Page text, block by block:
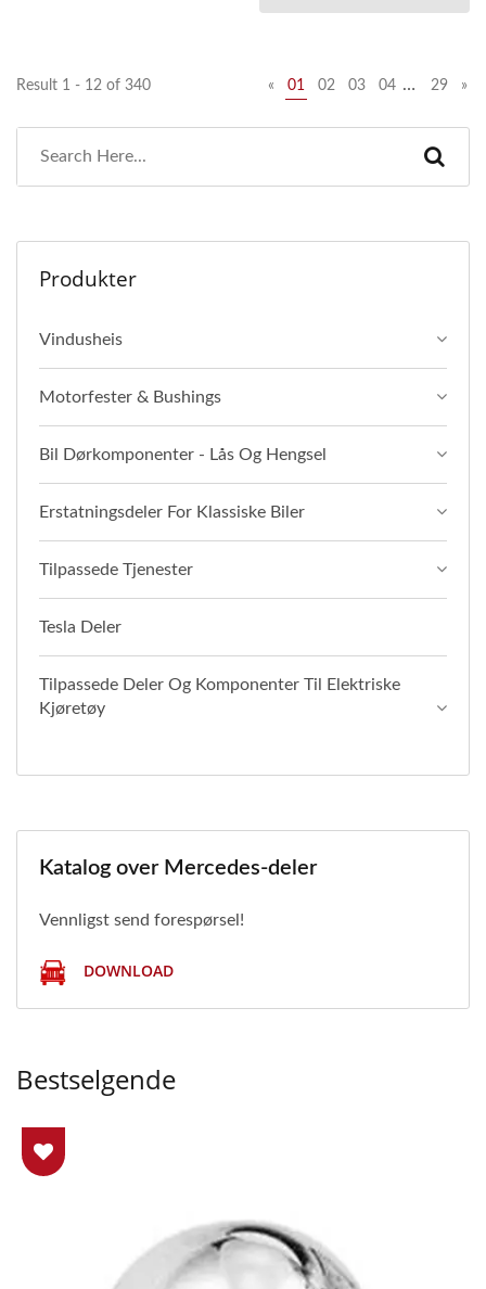
Result 1 - 12 of 340 « 01 02 03 04 … 29 »
Produkter
Vindusheis
Motorfester & Bushings
Bil Dørkomponenter - Lås Og Hengsel
Erstatningsdeler For Klassiske Biler
Tilpassede Tjenester
Tesla Deler
Tilpassede Deler Og Komponenter Til Elektriske
Kjøretøy
Katalog over Mercedes-deler
Vennligst send forespørsel!
DOWNLOAD
Bestselgende